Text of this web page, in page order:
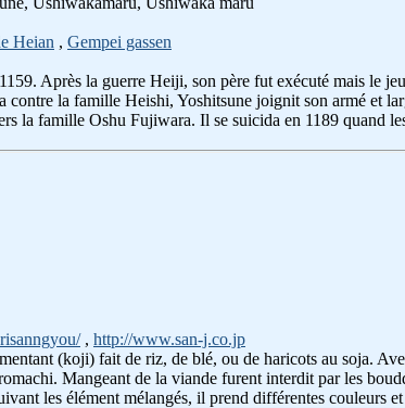
Heian , Gempei gassen
Après la guerre Heiji, son père fut exécuté mais le
la famille Heishi, Yoshitsune joignit son armé et
la famille Oshu Fujiwara. Il se suicida en 1189 quand
, http://www.san-j.co.jp
(koji) fait de riz, de blé, ou de haricots au soja.
Mangeant de la viande furent interdit par les
les élément mélangés, il prend différentes couleurs